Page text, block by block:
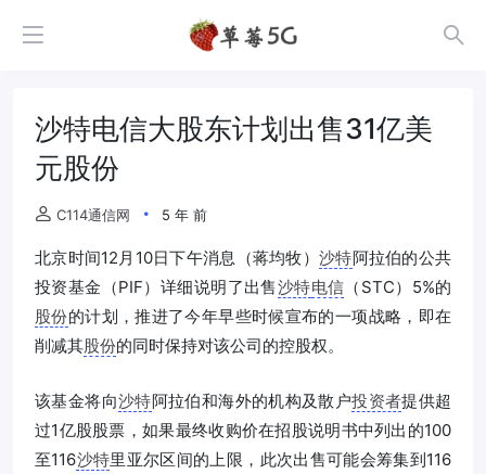
沙特电信大股东计划出售31亿美
元股份
C114通信网 5 年 前
北京时间12月10日下午消息（蒋均牧） 沙特阿拉伯的公共
投资基金（PIF）详细说明了出售沙特电信 （STC）5%的
股份的计划，推进了今年早些时候宣布的一项战略，即在
削减其股份的同时保持对该公司的控股权。
该基金将向沙特阿拉伯和海外的机构及散户投资者提供超
过1亿股股票，如果最终收购价在招股说明书中列出的100
至116沙特里亚尔区间的上限，此次出售可能会筹集到116